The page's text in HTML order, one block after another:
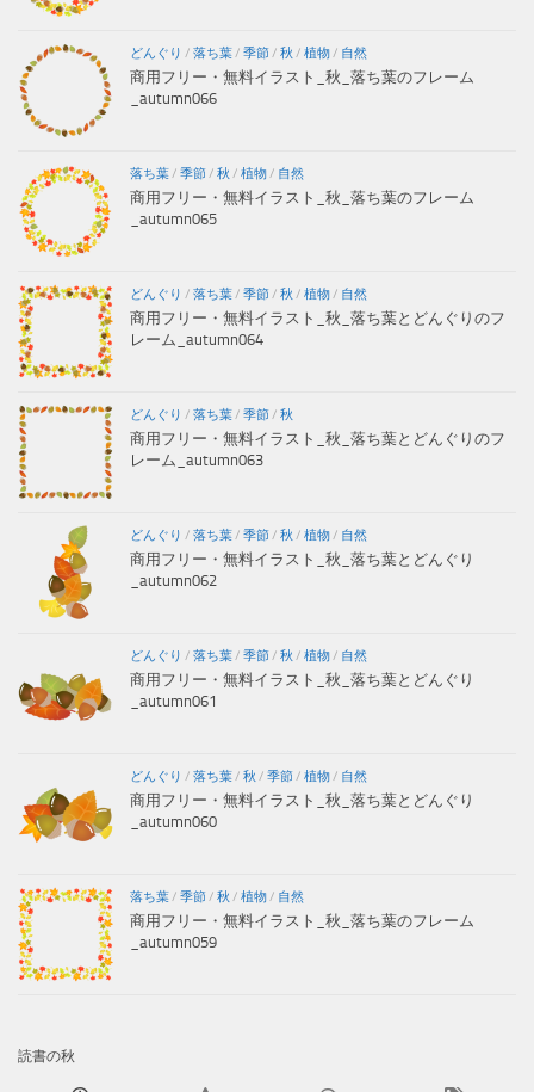
どんぐり / 落ち葉/ 季節/ 秋 / 植物/ 自然
商用フリー・無料イラスト_秋_落ち葉のフレーム
_autumn066
落ち葉/ 季節/ 秋 / 植物/ 自然
商用フリー・無料イラスト_秋_落ち葉のフレーム
_autumn065
どんぐり / 落ち葉/ 季節/ 秋 / 植物/ 自然
商用フリー・無料イラスト_秋_落ち葉とどんぐりのフ
レーム_autumn064
どんぐり / 落ち葉/ 季節/ 秋
商用フリー・無料イラスト_秋_落ち葉とどんぐりのフ
レーム_autumn063
どんぐり / 落ち葉/ 季節/ 秋 / 植物/ 自然
商用フリー・無料イラスト_秋_落ち葉とどんぐり
_autumn062
どんぐり / 落ち葉/ 季節/ 秋 / 植物/ 自然
商用フリー・無料イラスト_秋_落ち葉とどんぐり
_autumn061
どんぐり / 落ち葉/ 秋 / 季節/ 植物/ 自然
商用フリー・無料イラスト_秋_落ち葉とどんぐり
_autumn060
落ち葉/ 季節/ 秋 / 植物/ 自然
商用フリー・無料イラスト_秋_落ち葉のフレーム
_autumn059
読書の秋